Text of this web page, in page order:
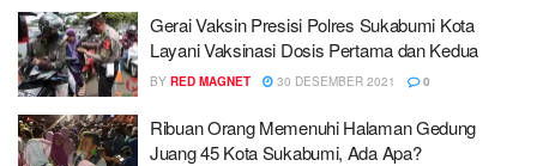
Gerai Vaksin Presisi Polres Sukabumi Kota
Layani Vaksinasi Dosis Pertama dan Kedua
BY RED MAGNET 30 DESEMBER 2021 0
Ribuan Orang Memenuhi Halaman Gedung
Juang 45 Kota Sukabumi, Ada Apa?